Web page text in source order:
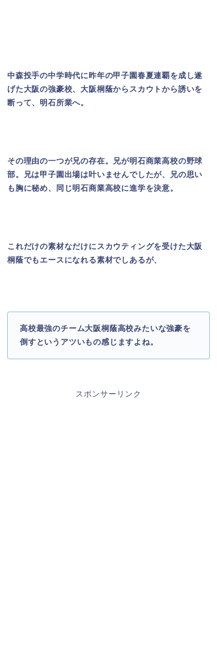
中森投手の中学時代に 昨年の甲子園春夏連覇を成し遂
げた大阪の強豪校、大阪桐蔭からスカウトから誘いを
断って、明石所業へ。
その理由の一つが兄の存在。兄が明石商業高校の野球
部。兄は甲子園出場は叶いませんでしたが、兄の思い
も胸に秘め、同じ明石商業高校に進学を決意。
これだけの素材なだけにスカウティングを受けた大阪
桐蔭でもエースになれる素材でしあるが、
高校最強のチーム大阪桐蔭高校みたいな強豪を
倒すというアツいもの感じますよね。
スポンサーリンク